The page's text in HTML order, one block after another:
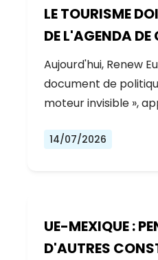
LE TOURISME
DE L'AGENDA
L'EUROPE
Aujourd'hui, Renew
document de
moteur invisible »,
14/07/2026
UE-MEXIQUE :
D'AUTRES